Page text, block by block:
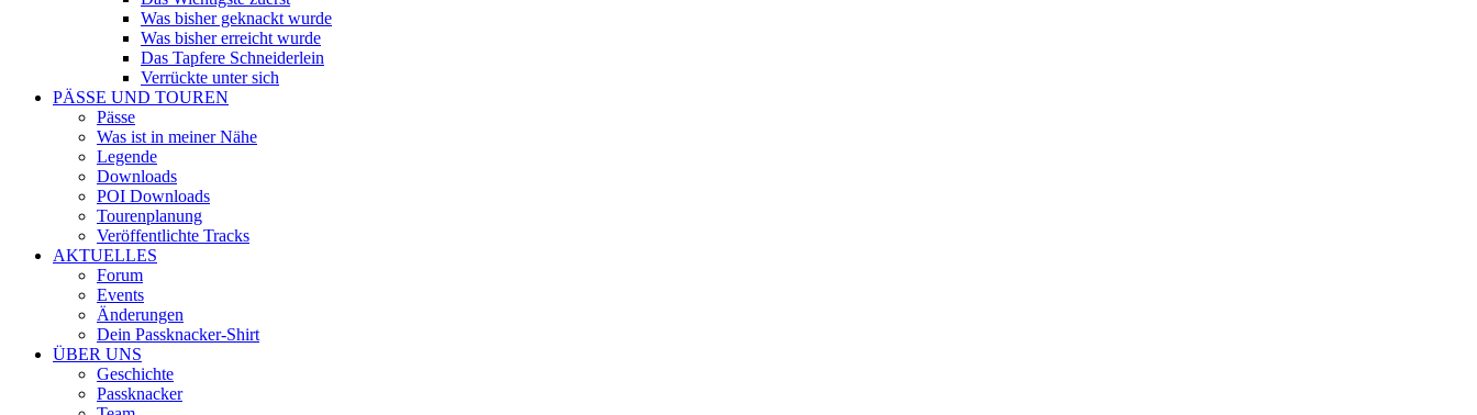
Was bisher geknackt wurde
Was bisher erreicht wurde
Das Tapfere Schneiderlein
Verrückte unter sich
PÄSSE UND TOUREN
Pässe
Was ist in meiner Nähe
Legende
Downloads
POI Downloads
Tourenplanung
Veröffentlichte Tracks
AKTUELLES
Forum
Events
Änderungen
Dein Passknacker-Shirt
ÜBER UNS
Geschichte
Passknacker